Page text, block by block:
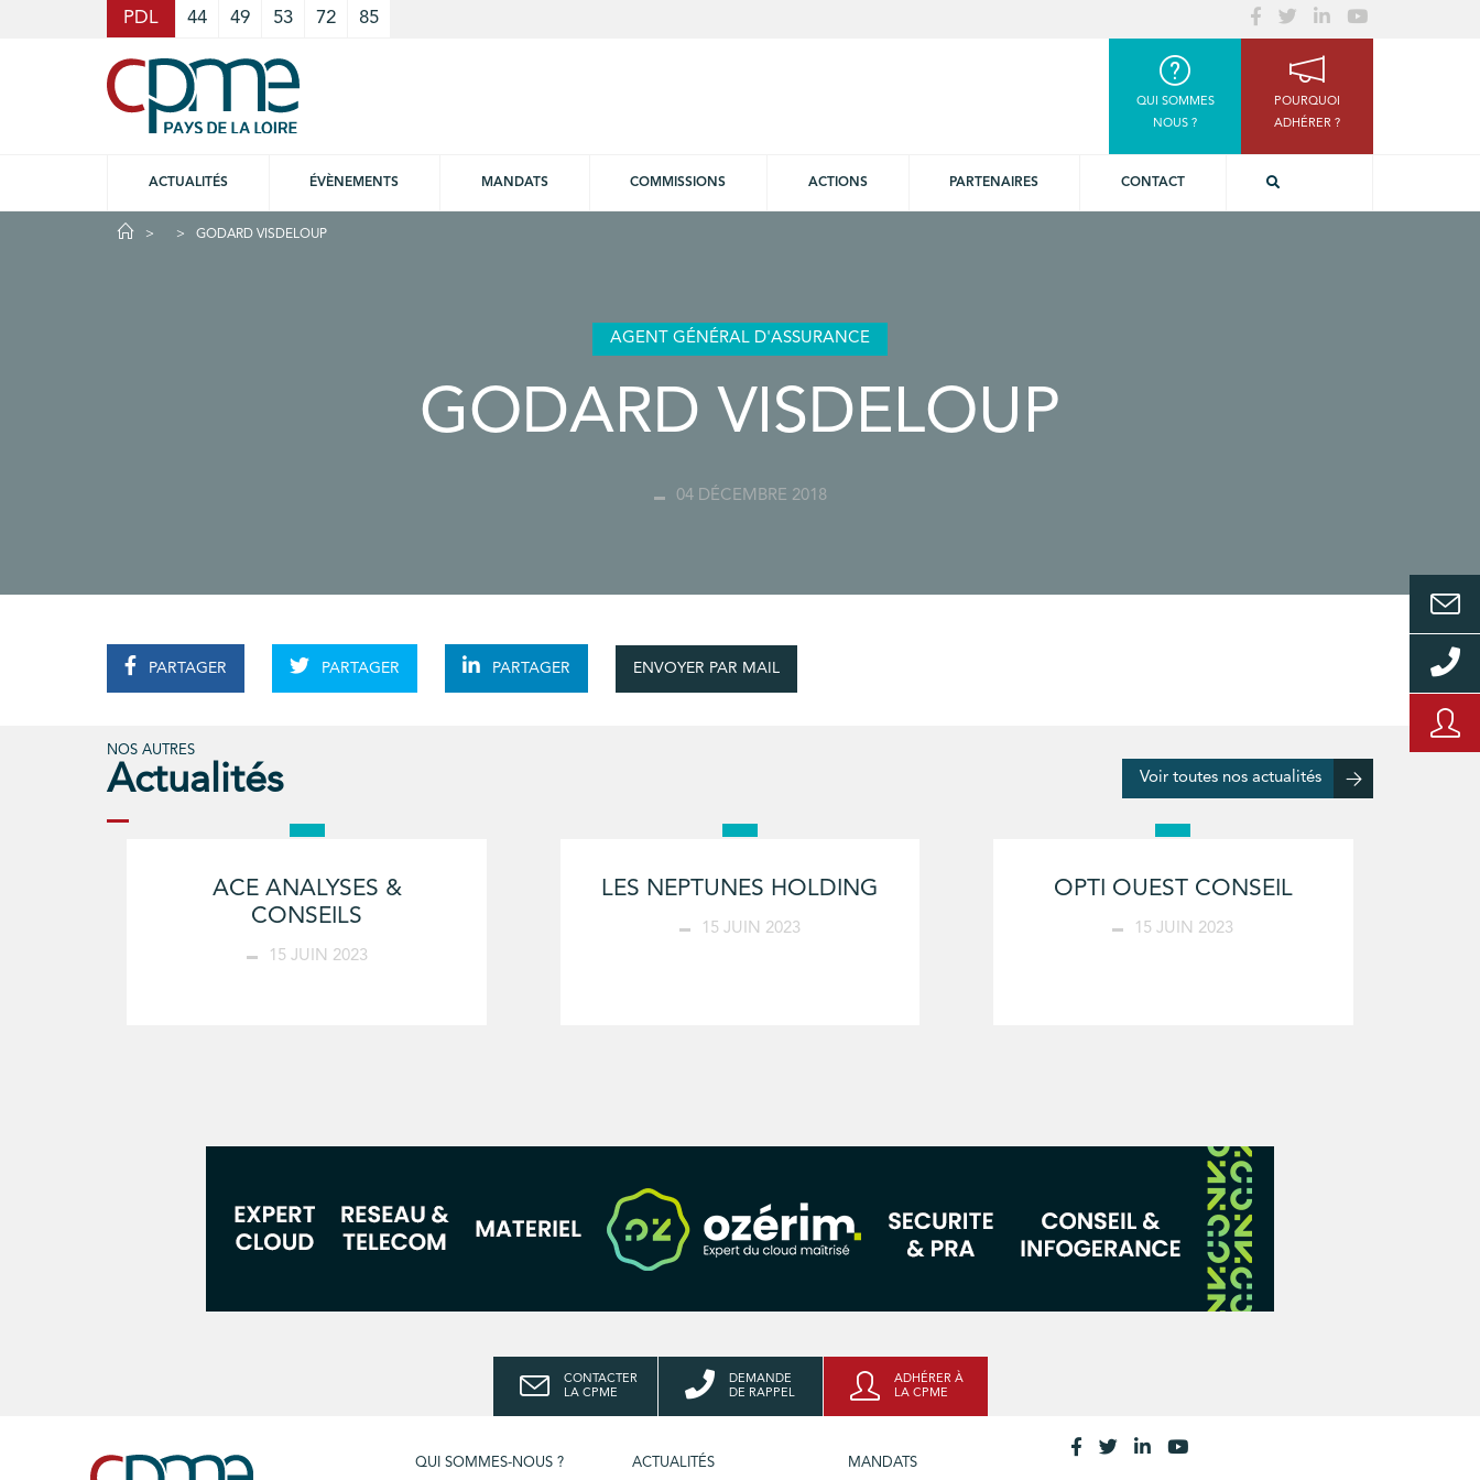
PDL 44 49 53 72 85
QUI SOMMES
NOUS ?
POURQUOI
ADHÉRER ?
ACTUALITÉS ÉVÈNEMENTS MANDATS COMMISSIONS ACTIONS PARTENAIRES CONTACT
GODARD VISDELOUP
AGENT GÉNÉRAL D'ASSURANCE
GODARD VISDELOUP
04 DÉCEMBRE 2018
PARTAGER PARTAGER PARTAGER ENVOYER PAR MAIL
NOS AUTRES
Actualités Voir toutes nos actualités
ACE ANALYSES &
CONSEILS
15 JUIN 2023
LES NEPTUNES HOLDING
15 JUIN 2023
OPTI OUEST CONSEIL
15 JUIN 2023
CONTACTER
LA CPME
DEMANDE
DE RAPPEL
ADHÉRER À
LA CPME
QUI SOMMES-NOUS ? ACTUALITÉS MANDATS
Cookies management panel